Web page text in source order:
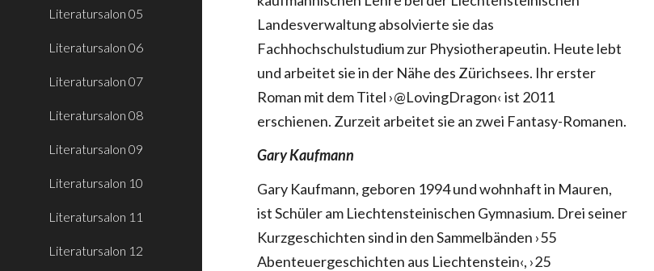
Literatursalon 05
Literatursalon 06
Literatursalon 07
Literatursalon 08
Literatursalon 09
Literatursalon 10
Literatursalon 11
Literatursalon 12
Landesverwaltung absolvierte sie das
Fachhochschulstudium zur Physiotherapeutin. Heute lebt
und arbeitet sie in der Nähe des Zürichsees. Ihr erster
Roman mit dem Titel ›@LovingDragon‹ ist 2011
erschienen. Zurzeit arbeitet sie an zwei Fantasy-Romanen.
Gary Kaufmann
Gary Kaufmann, geboren 1994 und wohnhaft in Mauren,
ist Schüler am Liechtensteinischen Gymnasium. Drei seiner
Kurzgeschichten sind in den Sammelbänden ›55
Abenteuergeschichten aus Liechtenstein‹, ›25